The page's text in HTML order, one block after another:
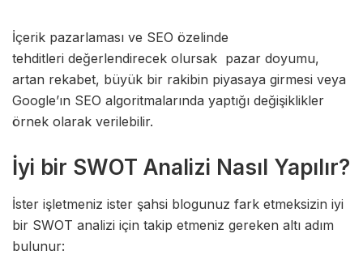
İçerik pazarlaması ve SEO özelinde
tehditleri değerlendirecek olursak pazar doyumu,
artan rekabet, büyük bir rakibin piyasaya girmesi veya
Google’ın SEO algoritmalarında yaptığı değişiklikler
örnek olarak verilebilir.
İyi bir SWOT Analizi Nasıl Yapılır?
İster işletmeniz ister şahsi blogunuz fark etmeksizin iyi
bir SWOT analizi için takip etmeniz gereken altı adım
bulunur: